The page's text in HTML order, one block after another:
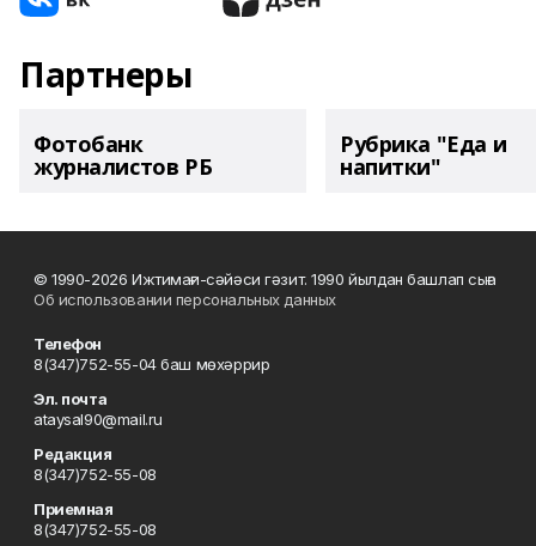
Партнеры
Фотобанк
журналистов РБ
Рубрика "Еда и
напитки"
© 1990-2026 Ижтимағи-сәйәси гәзит. 1990 йылдан башлап сыға
Об использовании персональных данных
Телефон
8(347)752-55-04 баш мөхәррир
Эл. почта
ataysal90@mail.ru
Редакция
8(347)752-55-08
Приемная
8(347)752-55-08